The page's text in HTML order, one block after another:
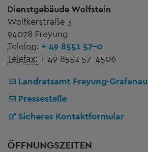
Dienstgebäude Wolfstein
Wolfkerstraße 3
94078 Freyung
Telefon: + 49 8551 57-0
Telefax: + 49 8551 57-4506
Landratsamt Freyung-Grafenau
Pressestelle
Sicheres Kontaktformular
ÖFFNUNGSZEITEN